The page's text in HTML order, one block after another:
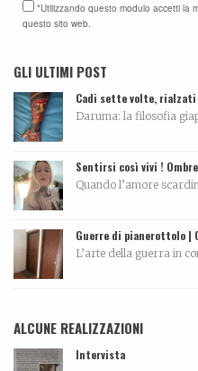
*Utilizzando questo modulo accetti la
questo sito web.
GLI ULTIMI POST
Cadi sette volte,
Daruma: la filosofia
Sentirsi così vivi !
Quando l’amore
Guerre di pianerottolo |
L’arte della guerra in
ALCUNE REALIZZAZIONI
Intervista